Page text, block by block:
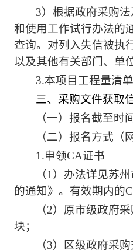
3）根据政府采购
和使用工作试行办法的
查询。对列入失信被执
以及其他有关部门、单
3.本项目工程量清
三、采购文件获取
（一）报名截至时
（二）报名方式（
1.申领CA证书
（1）办法详见苏
的通知》。有效期内的
（2）原市级政府
块；
（3）区级政府采